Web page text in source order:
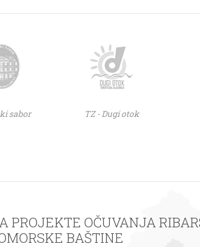
sabor TZ - Dugi otok
PROJEKTE OČUVANJA
BAŠTINE